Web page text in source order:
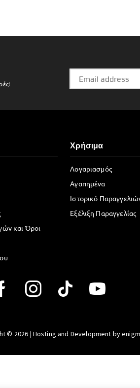
και Όροι
Χρήσιμα
Λογαριασμός
Αγαπημένα
Ιστορικό
Εξέλιξη Παραγγελίας
© 2026 | Hosting and Development by